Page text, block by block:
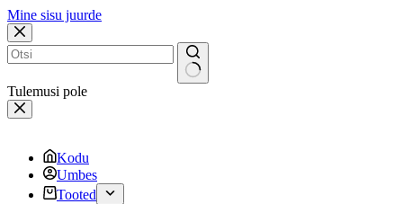
Mine sisu juurde
Tulemusi pole
Kodu
Umbes
Tooted